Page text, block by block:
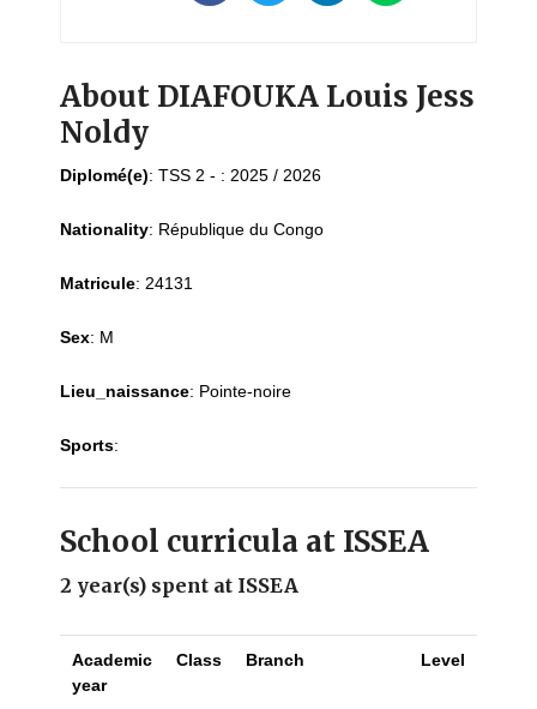
About DIAFOUKA Louis Jess
Noldy
Diplomé(e): TSS 2 - : 2025 / 2026
Nationality: République du Congo
Matricule: 24131
Sex: M
Lieu_naissance: Pointe-noire
Sports:
School curricula at ISSEA
2 year(s) spent at ISSEA
Academic
year
Class Branch Level